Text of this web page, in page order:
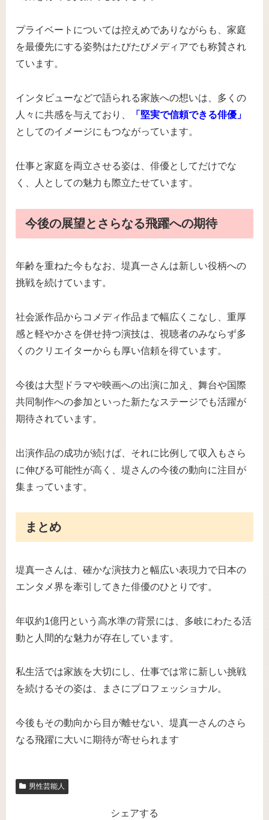
プライベートについては控えめでありながらも、家庭
を最優先にする姿勢はたびたびメディアでも称賛され
ています。
インタビューなどで語られる家族への想いは、多くの
人々に共感を与えており、
「堅実で信頼できる俳優」
としてのイメージにもつながっています。
仕事と家庭を両立させる姿は、俳優としてだけでな
く、人としての魅力も際立たせています。
今後の展望とさらなる飛躍への期待
年齢を重ねた今もなお、堤真一さんは新しい役柄への
挑戦を続けています。
社会派作品からコメディ作品まで幅広くこなし、重厚
感と軽やかさを併せ持つ演技は、視聴者のみならず多
くのクリエイターからも厚い信頼を得ています。
今後は大型ドラマや映画への出演に加え、舞台や国際
共同制作への参加といった新たなステージでも活躍が
期待されています。
出演作品の成功が続けば、それに比例して収入もさら
に伸びる可能性が高く、堤さんの今後の動向に注目が
集まっています。
まとめ
堤真一さんは、確かな演技力と幅広い表現力で日本の
エンタメ界を牽引してきた俳優のひとりです。
年収約1億円という高水準の背景には、多岐にわたる活
動と人間的な魅力が存在しています。
私生活では家族を大切にし、仕事では常に新しい挑戦
を続けるその姿は、まさにプロフェッショナル。
今後もその動向から目が離せない、堤真一さんのさら
なる飛躍に大いに期待が寄せられます
男性芸能人
シェアする